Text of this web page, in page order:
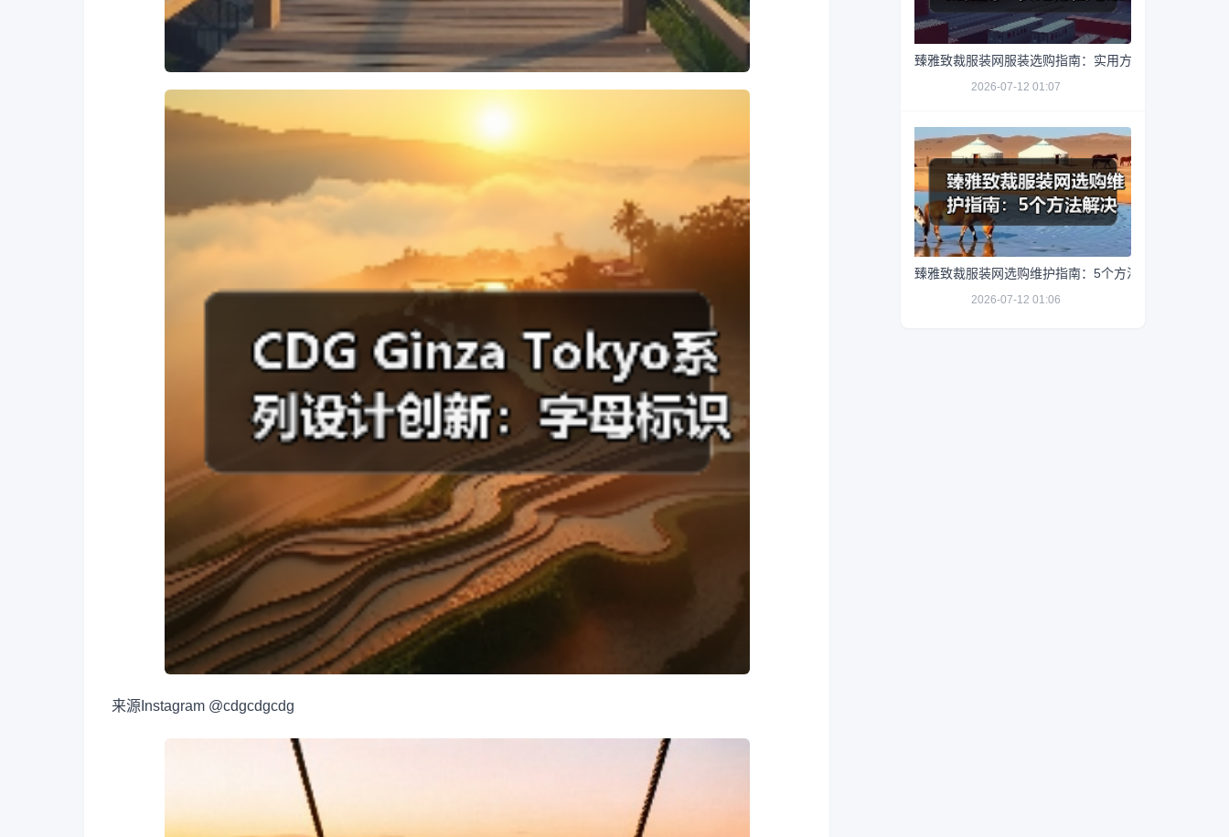
来源 Instagram @cdgcdgcdg
臻雅致裁服装网服装选购指南：实用方法与维护技巧
2026-07-12 01:07
臻雅致裁服装网选购维护指南：5个方法解决网购踩坑
2026-07-12 01:06